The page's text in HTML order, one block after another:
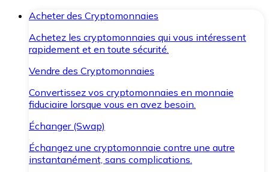
Acheter des Cryptomonnaies
Achetez les cryptomonnaies qui vous intéressent
rapidement et en toute sécurité.
Vendre des Cryptomonnaies
Convertissez vos cryptomonnaies en monnaie
fiduciaire lorsque vous en avez besoin.
Échanger (Swap)
Échangez une cryptomonnaie contre une autre
instantanément, sans complications.